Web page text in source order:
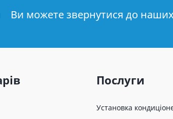
Ви можете звернутися до
Послуги
Установка